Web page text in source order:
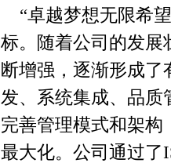
“卓越梦想无限希
标。随着公司的发展
断增强，逐渐形成
发、系统集成、品
完善管理模式和架
最大化。公司通过了